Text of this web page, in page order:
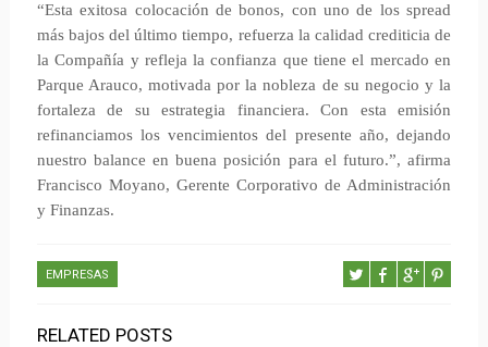
“Esta exitosa colocación de bonos, con uno de los spread
más bajos del último tiempo, refuerza la calidad crediticia de
la Compañía y refleja la confianza que tiene el mercado en
Parque Arauco, motivada por la nobleza de su negocio y la
fortaleza de su estrategia financiera. Con esta emisión
refinanciamos los vencimientos del presente año, dejando
nuestro balance en buena posición para el futuro.”, afirma
Francisco Moyano, Gerente Corporativo de Administración
y Finanzas.
EMPRESAS
RELATED POSTS